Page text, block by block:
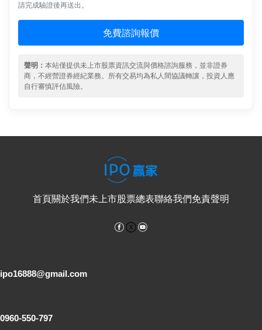
請完成驗證後再送出。
免費諮詢報價
聲明： 本站僅提供未上市股票資訊交流與價格諮詢服務，並非證券
商，不經營證券經紀業務。所有交易均為私人間協議轉讓，投資人應
自行審慎評估風險。
首頁關於我們未上市股票總表聯絡我們免責聲明
Facebook
ipo16888@gmail.com
0960-550-797